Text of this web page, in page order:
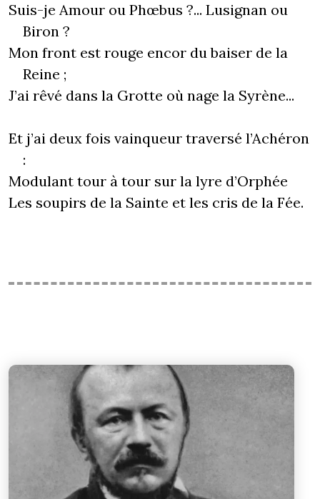
Suis-je Amour ou Phœbus ?... Lusignan ou
Biron ?
Mon front est rouge encor du baiser de la
Reine ;
J’ai rêvé dans la Grotte où nage la Syrène...
Et j’ai deux fois vainqueur traversé l’Achéron
:
Modulant tour à tour sur la lyre d’Orphée
Les soupirs de la Sainte et les cris de la Fée.